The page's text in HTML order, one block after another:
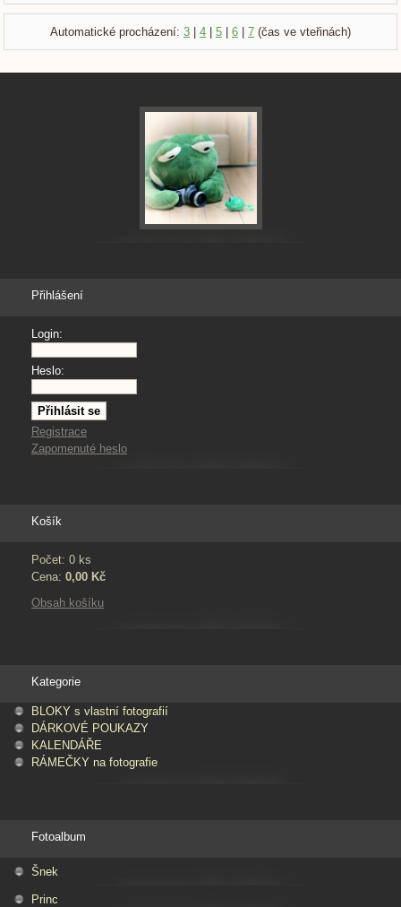
Automatické procházení: 3 4 5 6 7 (čas ve vteřinách)
Přihlášení
Login:
Heslo:
Registrace
Zapomenuté heslo
Košík
Počet: 0 ks
Cena: 0,00 Kč
Obsah košíku
Kategorie
BLOKY s vlastní fotografií
DÁRKOVÉ POUKAZY
KALENDÁŘE
RÁMEČKY na fotografie
Fotoalbum
Šnek
Princ